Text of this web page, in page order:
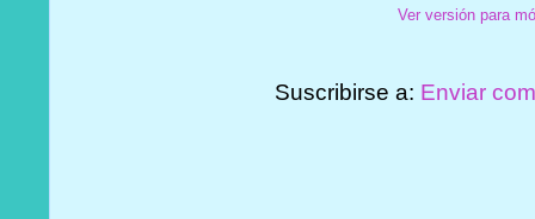
Ver versión para
Suscribirse a: Enviar